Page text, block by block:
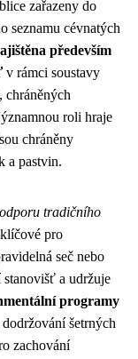
zařazeny do
seznamu cévnatých
především
v rámci soustavy
chráněných
roli hraje
chráněny
a pastvin.
tradičního
pro
seč nebo
stanovišť a udržuje
programy
šetrných
zachování